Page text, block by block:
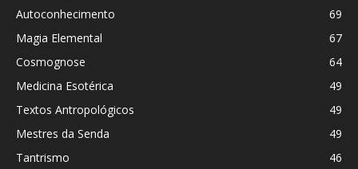
Autoconhecimento
69
Magia Elemental
67
Cosmognose
64
Medicina Esotérica
49
Textos Antropológicos
49
Mestres da Senda
49
Tantrismo
46